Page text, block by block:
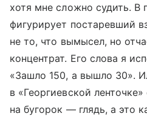
хотя мне сложно судить. В
фигурирует постаревший
не то, что вымысел, но
концентрат. Его слова я
«Зашло 150, а вышло 30».
в «Георгиевской
на бугорок — глядь, а это